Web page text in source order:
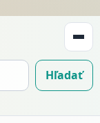
Hľadať